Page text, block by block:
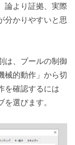
論より証拠、実際
分かりやすいと思
は、ブールの制御
械的動作」から切
を確認するには
選びます。